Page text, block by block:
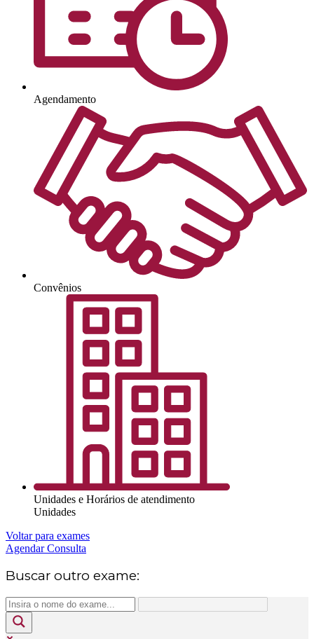
Agendamento
Convênios
Unidades e Horários de atendimento
Unidades
Voltar para exames
Agendar Consulta
Buscar outro exame: